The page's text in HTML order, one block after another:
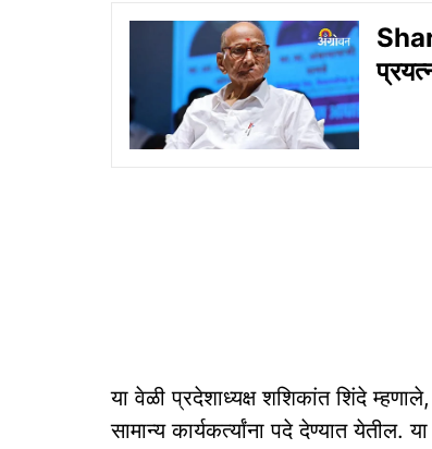
या वेळी प्रदेशाध्यक्ष शशिकांत शिंदे
सामान्य कार्यकर्त्यांना पदे देण्यात येतील.